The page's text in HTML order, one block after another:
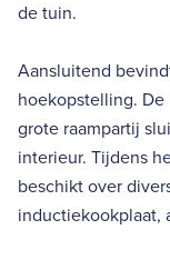
de tuin.
Aansluitend
hoekopstelling.
grote raampartij
interieur. Tijdens
beschikt over
inductiekookplaat,